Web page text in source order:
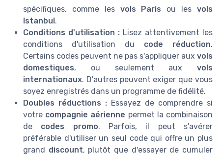
spécifiques, comme les vols Paris ou lesvols
Istanbul.
Conditions d'utilisation : Lisez attentivement les
conditions d'utilisation du code réduction.
Certains codes peuvent ne pas s'appliquer aux vols
domestiques, ou seulement aux vols
internationaux. D'autres peuvent exiger que vous
soyez enregistrés dans un programme de fidélité.
Doubles réductions : Essayez de comprendre si
votre compagnie aérienne permet la combinaison
de codes promo. Parfois, il peut s'avérer
préférable d'utiliser un seul code qui offre un plus
grand discount, plutôt que d'essayer de cumuler